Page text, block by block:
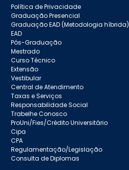
Política de Privacidade
Graduação Presencial
Graduação EAD (Metodologia híbrida)
EAD
Pós-Graduação
Mestrado
Curso Técnico
Extensão
Vestibular
Central de Atendimento
Taxas e Serviços
Responsabilidade Social
Trabelhe Conosco
ProUni/Fies/Crédito Universitário
Cipa
CPA
Regulamentação/Legislação
Consulta de Diplomas